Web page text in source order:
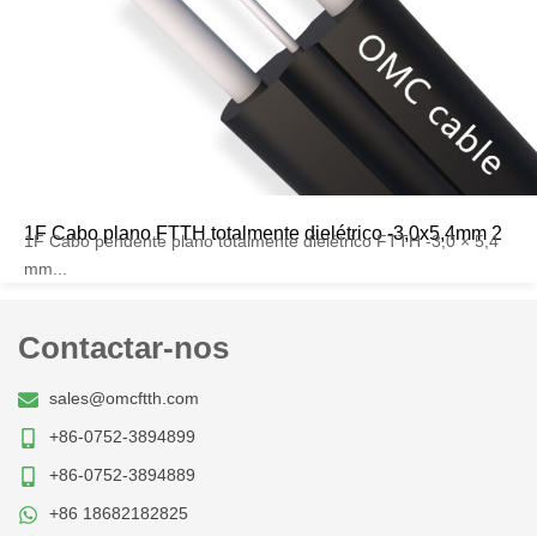
1F Cabo plano FTTH totalmente dielétrico -3,0x5,4mm 2
1F Cabo pendente plano totalmente dielétrico FTTH -3,0 × 5,4
mm...
Contactar-nos
sales@omcftth.com
+86-0752-3894899
+86-0752-3894889
+86 18682182825